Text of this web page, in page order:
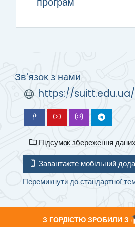
Зв'язок з нами
https://suitt.edu.ua/
Підсумок збереження даних
Завантажте мобільний
Перемикнути до стандартної
З ГОРДІСТЮ ЗРОБИЛИ З